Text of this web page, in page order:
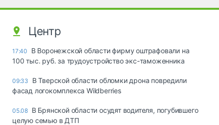
Центр
17:40
В Воронежской области фирму оштрафовали на
100 тыс. руб. за трудоустройство экс-таможенника
09:33
В Тверской области обломки дрона повредили
фасад логокомплекса Wildberries
05.08 В Брянской области осудят водителя, погубившего
целую семью в ДТП